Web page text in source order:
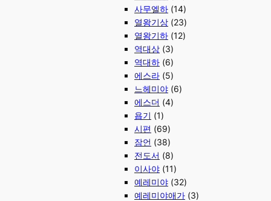
사무엘하 (14)
열왕기상 (23)
열왕기하 (12)
역대상 (3)
역대하 (6)
에스라 (5)
느헤미야 (6)
에스더 (4)
욥기 (1)
시편 (69)
잠언 (38)
전도서 (8)
이사야 (11)
예레미야 (32)
예레미야애가 (3)